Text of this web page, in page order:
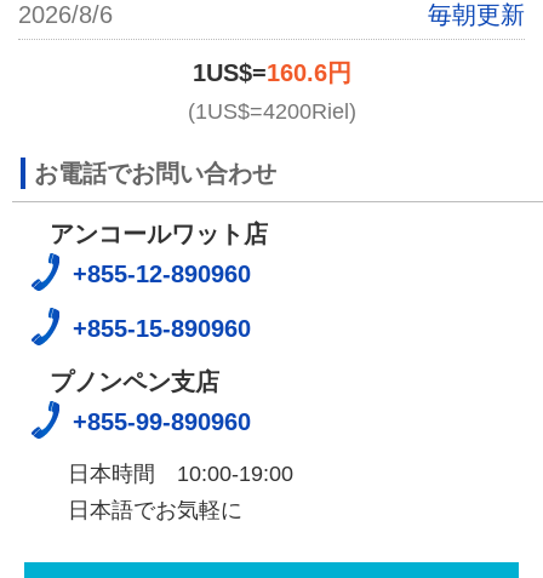
2026/8/6 毎朝更新
1US$=160.6円
(1US$=4200Riel)
お電話でお問い合わせ
アンコールワット店
+855-12-890960
+855-15-890960
プノンペン支店
+855-99-890960
日本時間 10:00-19:00
日本語でお気軽に